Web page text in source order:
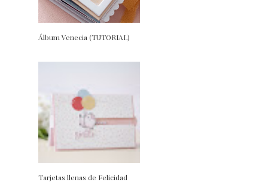
Álbum Venecia (TUTORIAL)
Tarjetas llenas de Felicidad